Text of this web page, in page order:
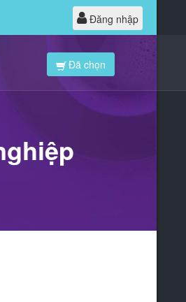
Đăng nhập
Đã chọn